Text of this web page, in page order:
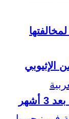
لمخالفتها
والأمن الإثيوبي
بنين: باتريس تالون رئيسًا لـ”الشيوخ” بعد 3 أشهر